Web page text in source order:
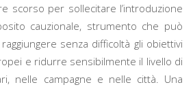
scorso per sollecitare l’introduzione
cauzionale, strumento che può
senza difficoltà gli obiettivi
e ridurre sensibilmente il livello di
nelle campagne e nelle città. Una